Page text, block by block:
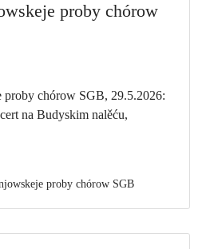
proby chórow
proby chórow SGB, 29.5.2026:
na Budyskim nalěću,
proby chórow SGB